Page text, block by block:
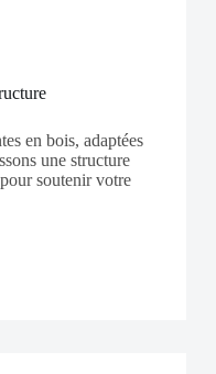
en bois, adaptées
une structure
soutenir votre